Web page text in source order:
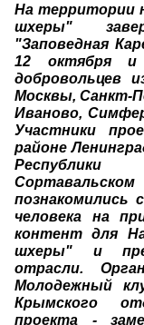
На территории
шхеры"
"Заповедная
12 октября и
добровольцев
Москвы, Санкт-
Иваново,
Участники
районе
Республики
познакомились
человека на
контент для
шхеры" и
отрасли.
Молодежный
Крымского
проекта -